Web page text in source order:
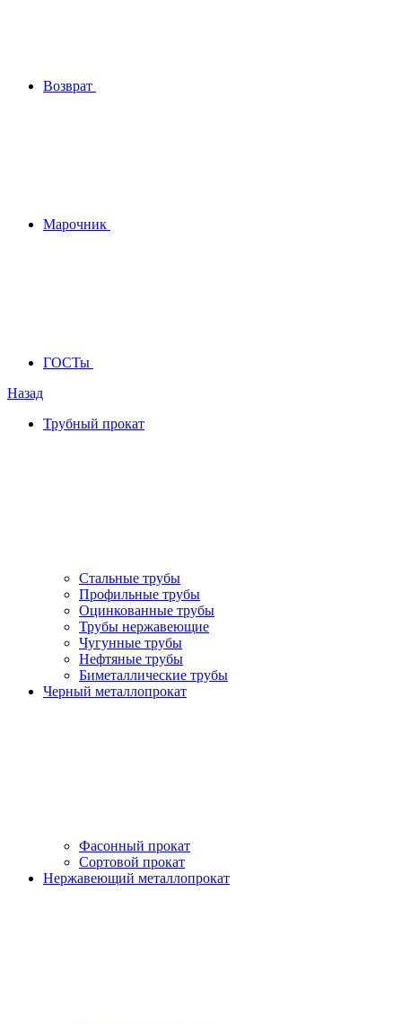
Возврат
Марочник
ГОСТы
Назад
Трубный прокат
Стальные трубы
Профильные трубы
Оцинкованные трубы
Трубы нержавеющие
Чугунные трубы
Нефтяные трубы
Биметаллические трубы
Черный металлопрокат
Фасонный прокат
Сортовой прокат
Нержавеющий металлопрокат